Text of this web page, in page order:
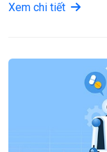
Xem chi tiết